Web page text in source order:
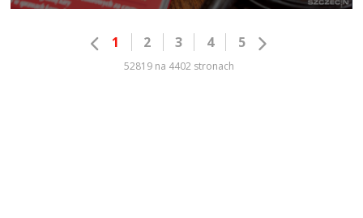
1 2 3 4 5
52819 na 4402 stronach